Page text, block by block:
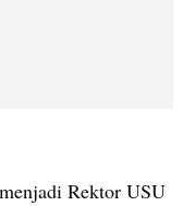
Rektor USU